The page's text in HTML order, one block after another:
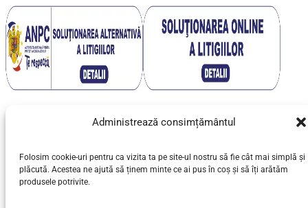
Administrează consimțământul
Folosim cookie-uri pentru ca vizita ta pe site-ul nostru să fie cât mai simplă și
plăcută. Acestea ne ajută să ținem minte ce ai pus în coș și să îți arătăm
produsele potrivite.